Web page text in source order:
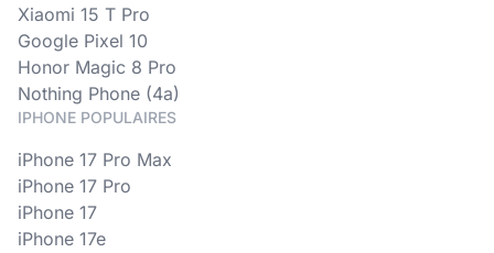
Xiaomi 15 T Pro
Google Pixel 10
Honor Magic 8 Pro
Nothing Phone (4a)
IPHONE POPULAIRES
iPhone 17 Pro Max
iPhone 17 Pro
iPhone 17
iPhone 17e